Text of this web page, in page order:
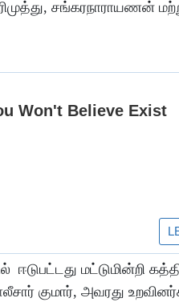
சங்கரநாராயணன்
மட்டுமின்றி
குமார், அவரது